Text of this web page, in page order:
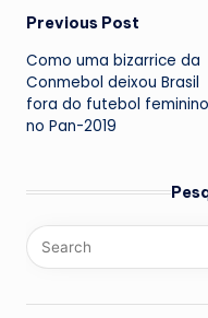
Post
navigation
Previous Post
Como uma bizarrice da
Conmebol deixou Brasil
fora do futebol feminino
no Pan-2019